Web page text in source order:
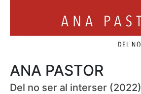
ANA PASTOR
Del no ser al interser (2022)